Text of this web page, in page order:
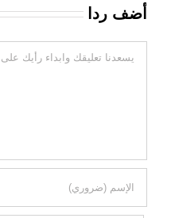
أضف ردا
تعليقات